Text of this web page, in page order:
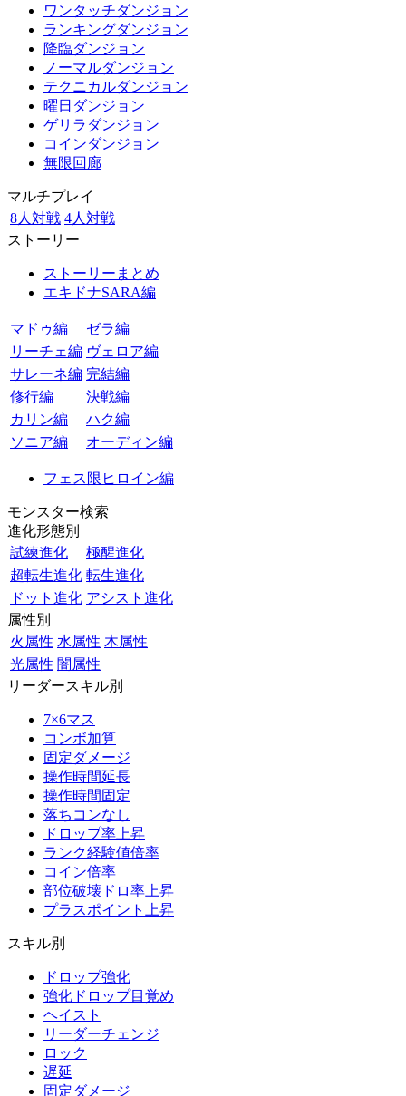
ワンタッチダンジョン
ランキングダンジョン
降臨ダンジョン
ノーマルダンジョン
テクニカルダンジョン
曜日ダンジョン
ゲリラダンジョン
コインダンジョン
無限回廊
マルチプレイ
8人対戦 4人対戦
ストーリー
ストーリーまとめ
エキドナSARA編
マドゥ編
ゼラ編
リーチェ編 ヴェロア編
サレーネ編 完結編
修行編
決戦編
カリン編
ハク編
ソニア編
オーディン編
フェス限ヒロイン編
モンスター検索
進化形態別
試練進化
極醒進化
超転生進化 転生進化
ドット進化 アシスト進化
属性別
火属性 水属性 木属性
光属性 闇属性
リーダースキル別
7×6マス
コンボ加算
固定ダメージ
操作時間延長
操作時間固定
落ちコンなし
ドロップ率上昇
ランク経験値倍率
コイン倍率
部位破壊ドロ率上昇
プラスポイント上昇
スキル別
ドロップ強化
強化ドロップ目覚め
ヘイスト
リーダーチェンジ
ロック
遅延
固定ダメージ